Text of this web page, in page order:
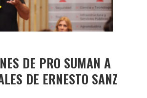
DE PRO SUMAN A
DE ERNESTO SANZ